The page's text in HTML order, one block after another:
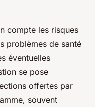
compte les risques
problèmes de santé
éventuelles
se pose
offertes par
souvent